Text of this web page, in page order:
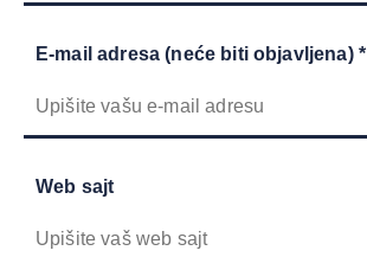
E-mail adresa (neće biti objavljena) *
Web sajt